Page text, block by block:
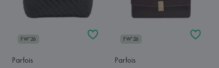
FW'26
Parfois
FW'26
Parfois